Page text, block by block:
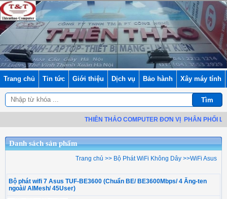
Trang chủ Tin tức Giới thiệu Dịch vụ Bảo hành Xây máy tính
THIÊN THẢO COMPUTER ĐƠN VỊ PHÂN PHỐI
Danh sách sản phẩm
Trang chủ >> Bộ Phát WiFi Không Dây >>WiFi Asus
Bộ phát wifi 7 Asus TUF-BE3600 (Chuẩn BE/ BE3600Mbps/ 4 Ăng-ten
ngoài/ AIMesh/ 45User)